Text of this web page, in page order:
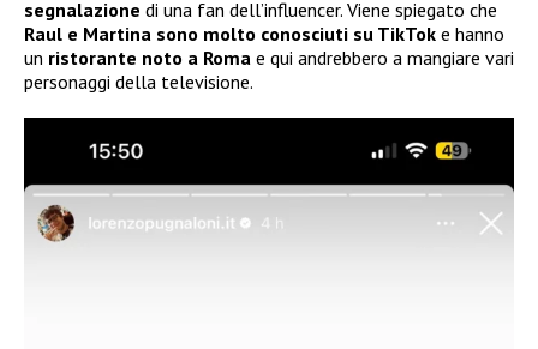
segnalazione di una fan dell’influencer. Viene spiegato che
Raul e Martina sono molto conosciuti su TikTok e hanno
un ristorante noto a Roma e qui andrebbero a mangiare vari
personaggi della televisione.